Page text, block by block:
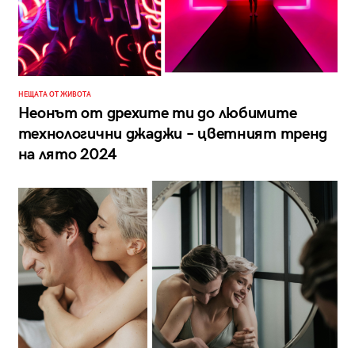
НЕЩАТА ОТ ЖИВОТА
Неонът от дрехите ти до любимите
технологични джаджи – цветният тренд
на лято 2024